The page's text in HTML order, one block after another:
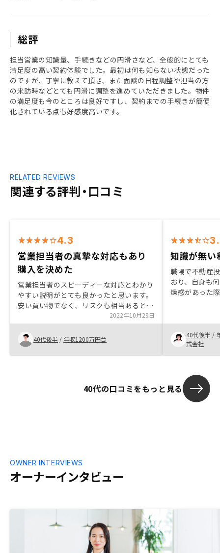
総評
担当営業の知識量、手続きなどの円滑さなど、全般的にとても
満足度の高い契約体験でした。最初は何も知らない状態だった
のですが、丁寧に教えて頂き、また面談の日程調整や担当の方
の来訪時などとても円滑に調整を進めていただきました。物件
の満足度も今のところは良好ですし、契約までの手続きが簡便
化されている点も好感度高いです。
関連する評判・口コミ
RELATED REVIEWS
4.3
営業担当者の真摯な対応もあり
購入を決めた
営業担当者のスピーディーな対応とわかり
やすい説明がとても良かったと思います。
安い買い物でなく、リスクも相当あると思
いますが、将来の姿をいかにイメージさせ
てくれるかがポイントでした。事務担当の
方もとても感じが良く、テキパキとした対
応で非常に良かったと思います。なし。
2022年10月29日
40代後半 / 年収1200万円台
知識が無い
職場で不動産
おり、自身も
燥感があった
社から話を聞
関係性になる
結果、Renosy
はまだ運用を
後戻りが出来
解出来るシュ
しいと思うが
40代後半 /
式会社
40代の口コミをもっと見る
オーナーインタビュー
OWNER INTERVIEWS